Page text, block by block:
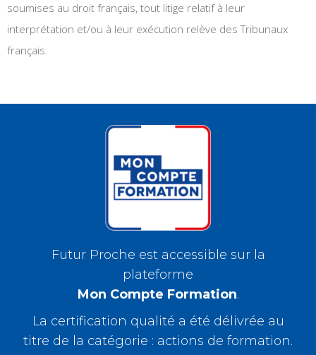
soumises au droit français, tout litige relatif à leur
interprétation et/ou à leur exécution relève des Tribunaux
français.
Futur Proche est accessible sur la
plateforme
Mon Compte Formation.
La certification qualité a été délivrée au
titre de la catégorie : actions de formation.